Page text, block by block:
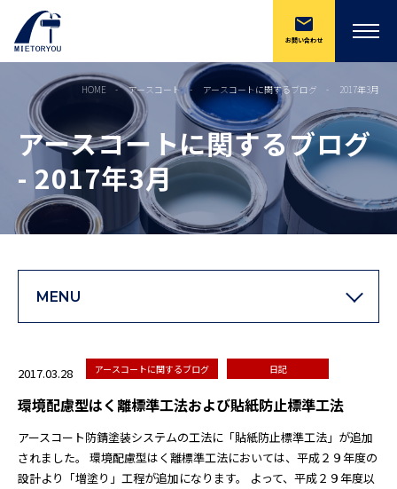
お問い合わせ
HOME アースコート アースコートに関するブログ 2017年3月
アースコートに関するブログ
- 2017年3月
2017.03.28 アースコートに関するブログ 日記
環境配慮型はく離標準工法および貼紙防止標準工法
アースコート防錆塗装システムの工法に「貼紙防止標準工法」が追加
されました。 環境配慮型はく離標準工法においては、平成２９年度の
設計より「増塗り」工程が追加になります。 よって、平成２９年度以
MENU